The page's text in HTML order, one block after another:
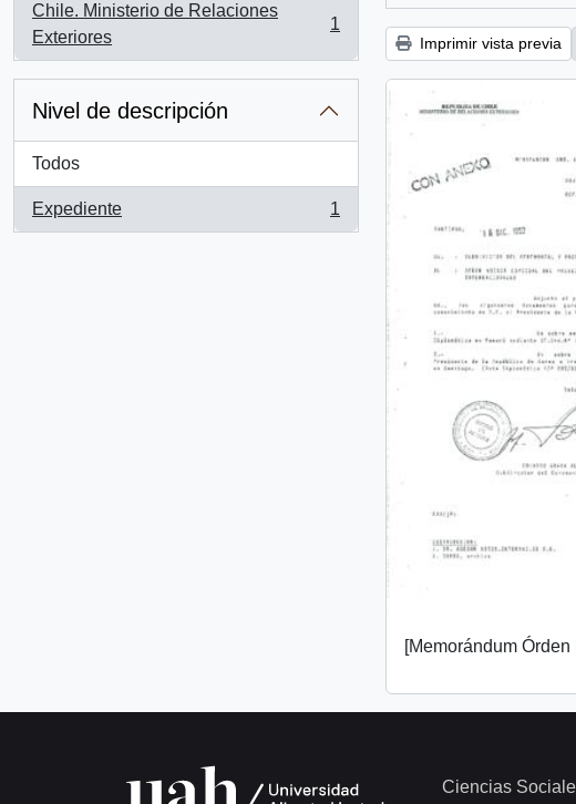
Chile. Ministerio de Relaciones
Exteriores
, 1 resultados
1
Nivel de descripción
Todos
Expediente
, 1 resultados
1
Imprimir vista previa
[Memorándum Órden
Ciencias